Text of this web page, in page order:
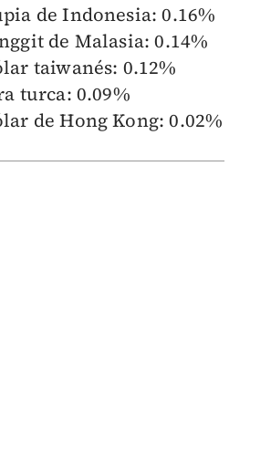
de Indonesia: 0.16%
de Malasia: 0.14%
taiwanés: 0.12%
turca: 0.09%
de Hong Kong: 0.02%